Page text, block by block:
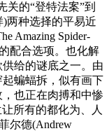
关的“登特法案”到
)两种选择的平易近
Amazing Spider-
配合选项。也化解
给的谜底之一。由
蝙蝠拆，似有画下
也正在肉搏和中惨
所有的都化为、人
尔德(Andrew